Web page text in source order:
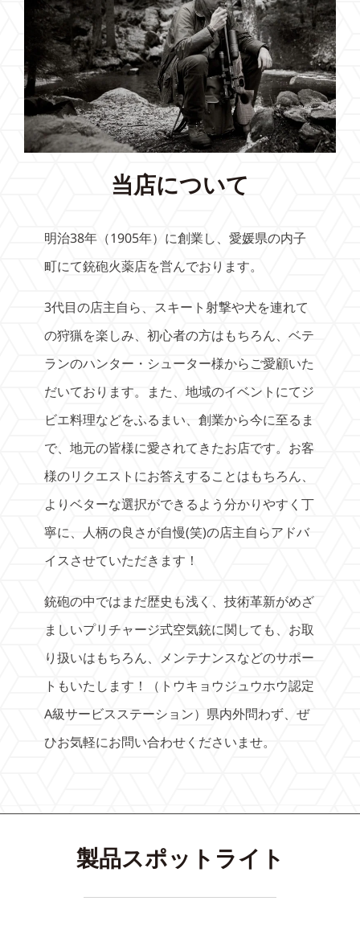
当店について
明治38年（1905年）に創業し、愛媛県の内子
町にて銃砲火薬店を営んでおります。
3代目の店主自ら、スキート射撃や犬を連れて
の狩猟を楽しみ、初心者の方はもちろん、ベテ
ランのハンター・シューター様からご愛顧いた
だいております。また、地域のイベントにてジ
ビエ料理などをふるまい、創業から今に至るま
で、地元の皆様に愛されてきたお店です。お客
様のリクエストにお答えすることはもちろん、
よりベターな選択ができるよう分かりやすく丁
寧に、人柄の良さが自慢(笑)の店主自らアドバ
イスさせていただきます！
銃砲の中ではまだ歴史も浅く、技術革新がめざ
ましいプリチャージ式空気銃に関しても、お取
り扱いはもちろん、メンテナンスなどのサポー
トもいたします！（トウキョウジュウホウ認定
A級サービスステーション）県内外問わず、ぜ
ひお気軽にお問い合わせくださいませ。
製品スポットライト